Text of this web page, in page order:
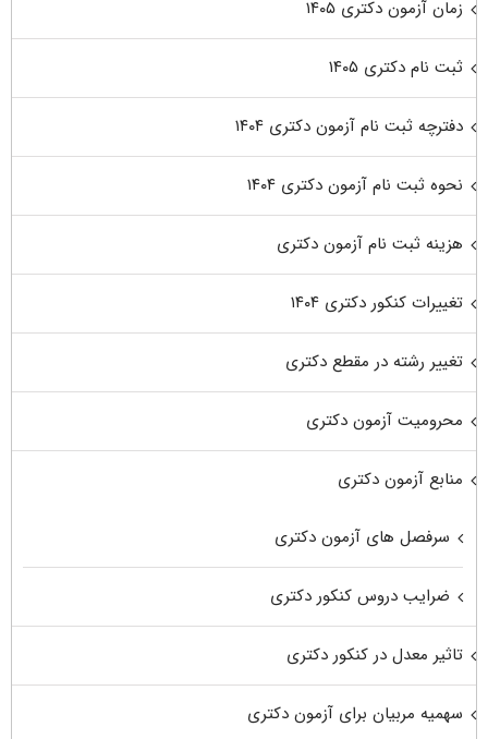
زمان آزمون دکتری ۱۴۰۵
ثبت نام دکتری ۱۴۰۵
دفترچه ثبت نام آزمون دکتری ۱۴۰۴
نحوه ثبت نام آزمون دکتری ۱۴۰۴
هزینه ثبت نام آزمون دکتری
تغییرات کنکور دکتری ۱۴۰۴
تغییر رشته در مقطع دکتری
محرومیت آزمون دکتری
منابع آزمون دکتری
سرفصل های آزمون دکتری
ضرایب دروس کنکور دکتری
تاثیر معدل در کنکور دکتری
سهمیه مربیان برای آزمون دکتری